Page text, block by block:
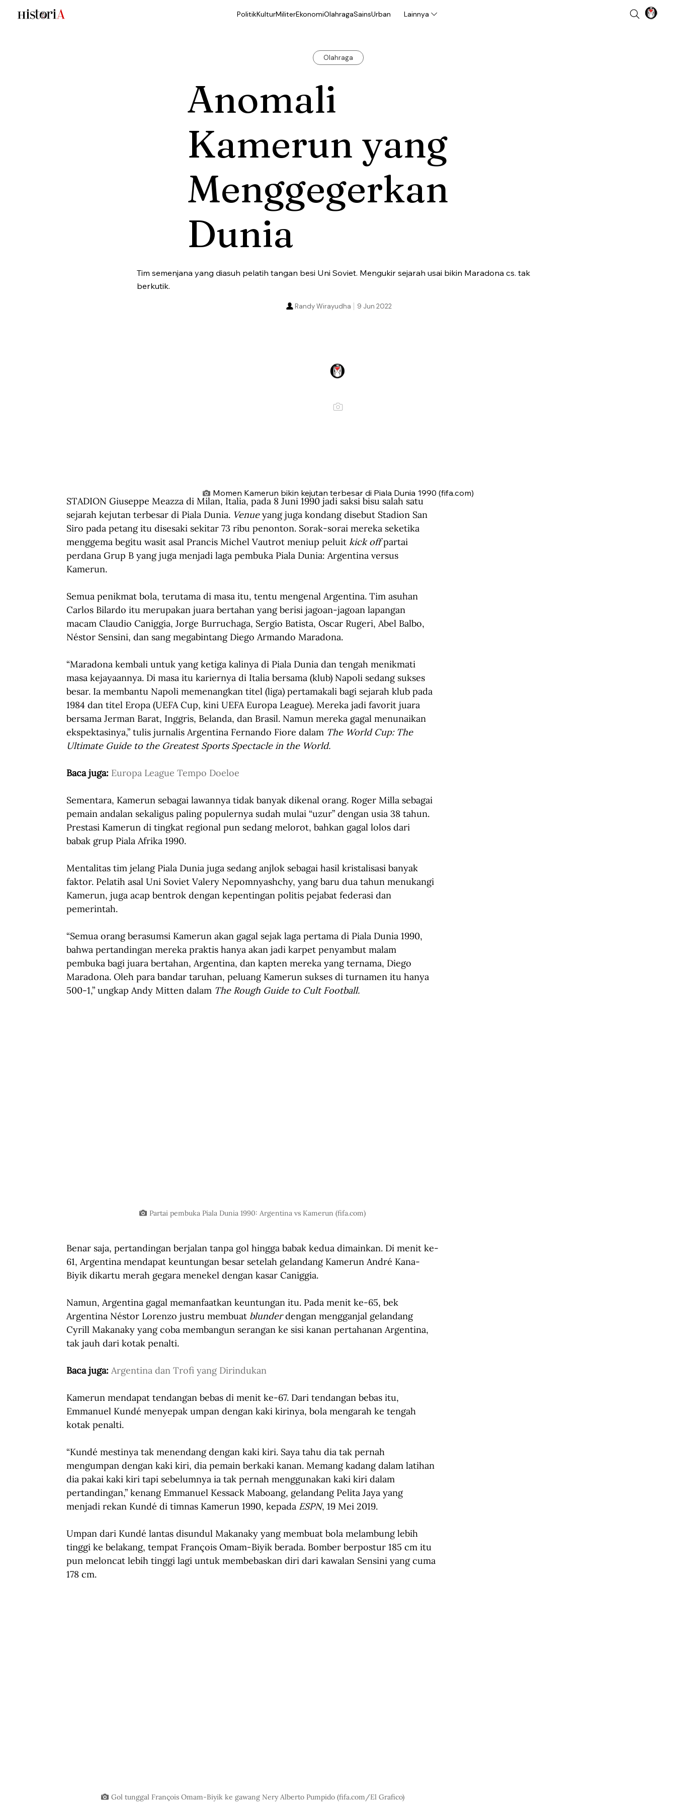
PolitikKulturMiliterEkonomiOlahragaSainsUrban Lainnya
Olahraga
Anomali
Kamerun yang
Menggegerkan
Dunia
Tim semenjana yang diasuh pelatih tangan besi Uni Soviet. Mengukir sejarah usai bikin Maradona cs. tak
berkutik.
9 Jun 2022
Randy Wirayudha
Momen Kamerun bikin kejutan terbesar di Piala Dunia 1990 (fifa.com)
STADION Giuseppe Meazza di Milan, Italia, pada 8 Juni 1990 jadi saksi bisu salah satu
sejarah kejutan terbesar di Piala Dunia. Venue yang juga kondang disebut Stadion San
Siro pada petang itu disesaki sekitar 73 ribu penonton. Sorak-sorai mereka seketika
menggema begitu wasit asal Prancis Michel Vautrot meniup peluit kick off partai
perdana Grup B yang juga menjadi laga pembuka Piala Dunia: Argentina versus
Kamerun.
Semua penikmat bola, terutama di masa itu, tentu mengenal Argentina. Tim asuhan
Carlos Bilardo itu merupakan juara bertahan yang berisi jagoan-jagoan lapangan
macam Claudio Caniggia, Jorge Burruchaga, Sergio Batista, Oscar Rugeri, Abel Balbo,
Néstor Sensini, dan sang megabintang Diego Armando Maradona.
“Maradona kembali untuk yang ketiga kalinya di Piala Dunia dan tengah menikmati
masa kejayaannya. Di masa itu kariernya di Italia bersama (klub) Napoli sedang sukses
besar. Ia membantu Napoli memenangkan titel (liga) pertamakali bagi sejarah klub pada
1984 dan titel Eropa (UEFA Cup, kini UEFA Europa League). Mereka jadi favorit juara
bersama Jerman Barat, Inggris, Belanda, dan Brasil. Namun mereka gagal menunaikan
ekspektasinya,” tulis jurnalis Argentina Fernando Fiore dalam The World Cup: The
Ultimate Guide to the Greatest Sports Spectacle in the World.
Baca juga: Europa League Tempo Doeloe
Sementara, Kamerun sebagai lawannya tidak banyak dikenal orang. Roger Milla sebagai
pemain andalan sekaligus paling populernya sudah mulai “uzur” dengan usia 38 tahun.
Prestasi Kamerun di tingkat regional pun sedang melorot, bahkan gagal lolos dari
babak grup Piala Afrika 1990.
Mentalitas tim jelang Piala Dunia juga sedang anjlok sebagai hasil kristalisasi banyak
faktor. Pelatih asal Uni Soviet Valery Nepomnyashchy, yang baru dua tahun menukangi
Kamerun, juga acap bentrok dengan kepentingan politis pejabat federasi dan
pemerintah.
“Semua orang berasumsi Kamerun akan gagal sejak laga pertama di Piala Dunia 1990,
bahwa pertandingan mereka praktis hanya akan jadi karpet penyambut malam
pembuka bagi juara bertahan, Argentina, dan kapten mereka yang ternama, Diego
Maradona. Oleh para bandar taruhan, peluang Kamerun sukses di turnamen itu hanya
500-1,” ungkap Andy Mitten dalam The Rough Guide to Cult Football.
Partai pembuka Piala Dunia 1990: Argentina vs Kamerun (fifa.com)
Benar saja, pertandingan berjalan tanpa gol hingga babak kedua dimainkan. Di menit ke-
61, Argentina mendapat keuntungan besar setelah gelandang Kamerun André Kana-
Biyik dikartu merah gegara menekel dengan kasar Caniggia.
Namun, Argentina gagal memanfaatkan keuntungan itu. Pada menit ke-65, bek
Argentina Néstor Lorenzo justru membuat blunder dengan mengganjal gelandang
Cyrill Makanaky yang coba membangun serangan ke sisi kanan pertahanan Argentina,
tak jauh dari kotak penalti.
Baca juga: Argentina dan Trofi yang Dirindukan
Kamerun mendapat tendangan bebas di menit ke-67. Dari tendangan bebas itu,
Emmanuel Kundé menyepak umpan dengan kaki kirinya, bola mengarah ke tengah
kotak penalti.
“Kundé mestinya tak menendang dengan kaki kiri. Saya tahu dia tak pernah
mengumpan dengan kaki kiri, dia pemain berkaki kanan. Memang kadang dalam latihan
dia pakai kaki kiri tapi sebelumnya ia tak pernah menggunakan kaki kiri dalam
pertandingan,” kenang Emmanuel Kessack Maboang, gelandang Pelita Jaya yang
menjadi rekan Kundé di timnas Kamerun 1990, kepada ESPN, 19 Mei 2019.
Umpan dari Kundé lantas disundul Makanaky yang membuat bola melambung lebih
tinggi ke belakang, tempat François Omam-Biyik berada. Bomber berpostur 185 cm itu
pun meloncat lebih tinggi lagi untuk membebaskan diri dari kawalan Sensini yang cuma
178 cm.
Gol tunggal François Omam-Biyik ke gawang Nery Alberto Pumpido (fifa.com/El Grafico)